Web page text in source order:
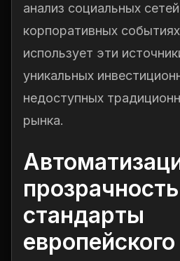
анализ социальных
корпоративных
использует эти
уникальных
недоступных
рынка.
стандарты